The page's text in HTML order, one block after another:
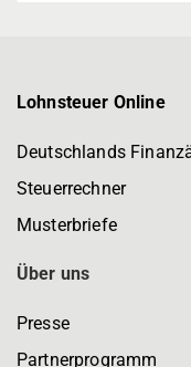
Lohnsteuer Online
Deutschlands
Steuerrechner
Musterbriefe
Über uns
Presse
Partnerprogramm